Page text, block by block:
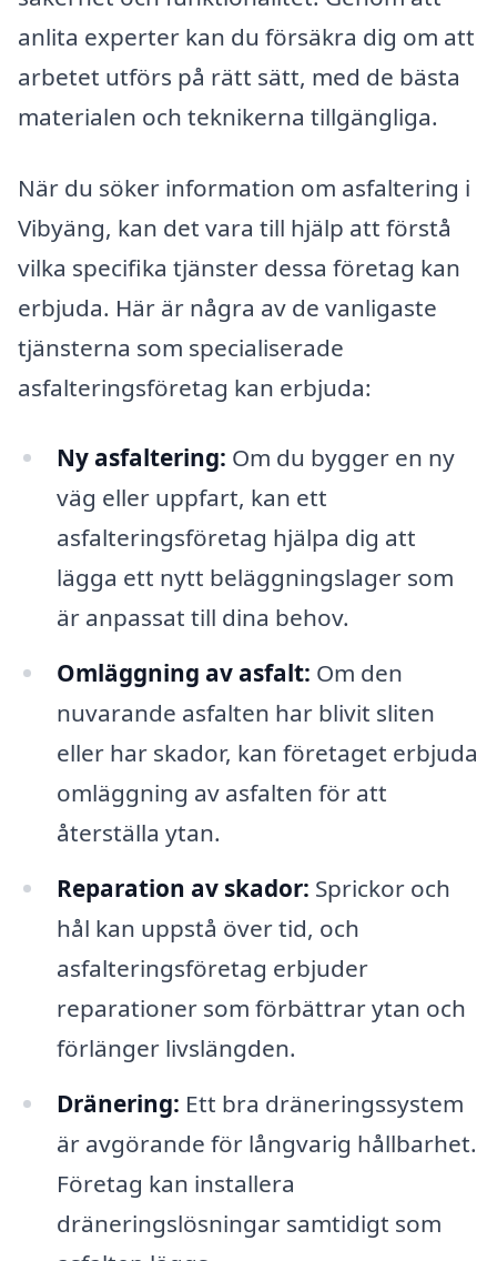
anlita experter kan du försäkra dig om att
arbetet utförs på rätt sätt, med de bästa
materialen och teknikerna tillgängliga.
När du söker information om asfaltering i
Vibyäng, kan det vara till hjälp att förstå
vilka specifika tjänster dessa företag kan
erbjuda. Här är några av de vanligaste
tjänsterna som specialiserade
asfalteringsföretag kan erbjuda:
Ny asfaltering: Om du bygger en ny
väg eller uppfart, kan ett
asfalteringsföretag hjälpa dig att
lägga ett nytt beläggningslager som
är anpassat till dina behov.
Omläggning av asfalt: Om den
nuvarande asfalten har blivit sliten
eller har skador, kan företaget erbjuda
omläggning av asfalten för att
återställa ytan.
Reparation av skador: Sprickor och
hål kan uppstå över tid, och
asfalteringsföretag erbjuder
reparationer som förbättrar ytan och
förlänger livslängden.
Dränering: Ett bra dräneringssystem
är avgörande för långvarig hållbarhet.
Företag kan installera
dräneringslösningar samtidigt som